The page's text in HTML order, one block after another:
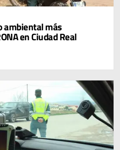
ambiental más
en Ciudad Real